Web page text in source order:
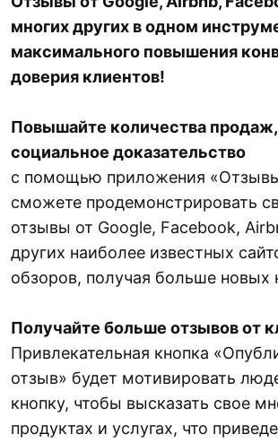
многих других в одном
максимального повышения
доверия клиентов!
Повышайте количества
социальное доказательство
с помощью приложения
сможете продемонстрировать
отзывы от Google, Facebook,
других наиболее известных
обзоров, получая больше новых
Получайте больше отзывов от
Привлекательная кнопка
отзыв» будет мотивировать
кнопку, чтобы высказать свое
продуктах и ​​услугах, что